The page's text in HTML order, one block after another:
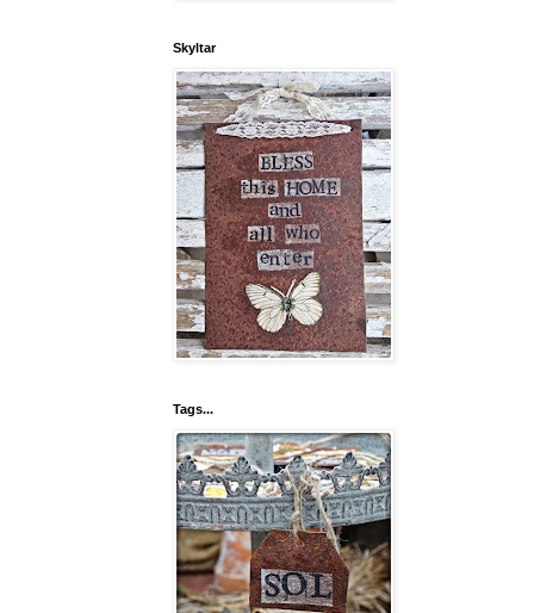
Skyltar
Tags...